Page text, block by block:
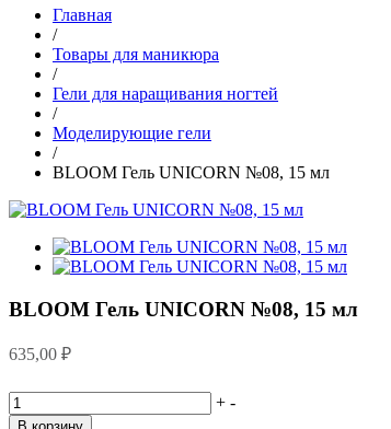
Главная
/
Товары для маникюра
/
Гели для наращивания ногтей
/
Моделирующие гели
/
BLOOM Гель UNICORN №08, 15 мл
BLOOM Гель UNICORN №08, 15 мл
635,00 ₽
+ -